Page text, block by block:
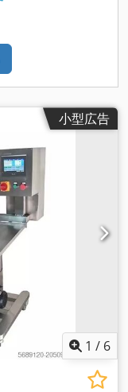
小型広告
1 / 6